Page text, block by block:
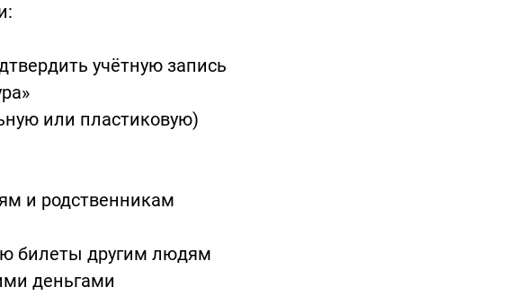
учётную запись
или пластиковую)
и родственникам
билеты другим людям
деньгами